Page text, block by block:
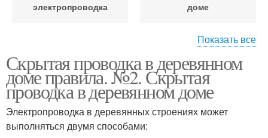
электропроводка
доме
Дом с использованием
электропроводка
Электропроводка в
Показать все
Скрытая проводка в деревянном
доме правила. №2. Скрытая
проводка в деревянном доме
Электропроводка в деревянных строениях может
выполняться двумя способами: